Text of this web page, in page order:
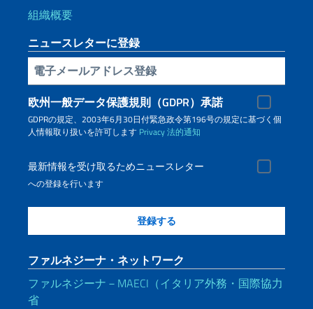
組織概要
ニュースレターに登録
電子メールアドレス登録
欧州一般データ保護規則（GDPR）承諾
GDPRの規定、2003年6月30日付緊急政令第196号の規定に基づく個
人情報取り扱いを許可します Privacy法的通知
最新情報を受け取るためニュースレター
への登録を行います
ファルネジーナ・ネットワーク
ファルネジーナ－MAECI（イタリア外務・国際協力
省